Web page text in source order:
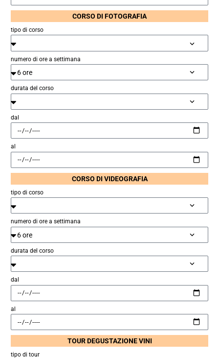
CORSO DI FOTOGRAFIA
tipo di corso
numero di ore a settimana
durata del corso
dal
al
CORSO DI VIDEOGRAFIA
tipo di corso
numero di ore a settimana
durata del corso
dal
al
TOUR DEGUSTAZIONE VINI
tipo di tour